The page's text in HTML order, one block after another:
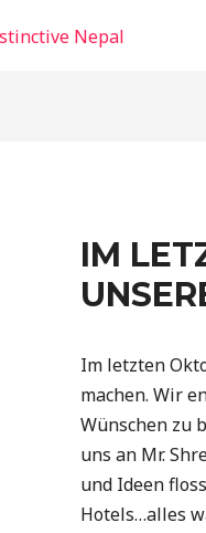
IM
Im letzten
machen. Wir
Wünschen zu
uns an Mr.
und Ideen
Hotels…alles